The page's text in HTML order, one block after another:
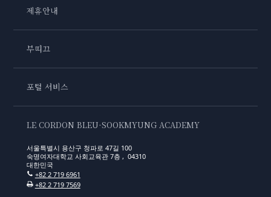
제휴안내
부띠끄
포털 서비스
LE CORDON BLEU-SOOKMYUNG ACADEMY
서울특별시 용산구 청파로 47길 100
숙명여자대학교 사회교육관 7층 , 04310
대한민국
+82 2 719 6961
+82 2 719 7569